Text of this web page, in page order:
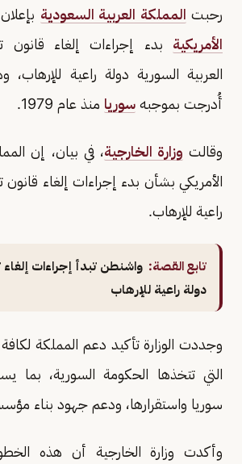
رحبت المملكة العربية السعودية بإعلان
الأمريكية بدء إجراءات إلغاء قانون
العربية السورية دولة راعية
أُدرجت بموجبه سوريا منذ عام 1979.
وقالت وزارة الخارجية، في بيان، إن
الأمريكي بشأن بدء إجراءات إلغاء
راعية للإرهاب.
تابع القصة: واشنطن تبدأ إجراءات
دولة راعية للإرهاب
وجددت الوزارة تأكيد دعم المملكة لكافة
التي تتخذها الحكومة السورية، بما
سوريا واستقرارها، ودعم جهود بناء
وأكدت وزارة الخارجية أن هذه